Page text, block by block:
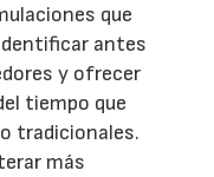
que
antes
y ofrecer
tiempo que
tradicionales.
más